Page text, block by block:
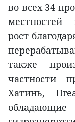
во всех 34
местностей
рост
также
частности
Хатинь,